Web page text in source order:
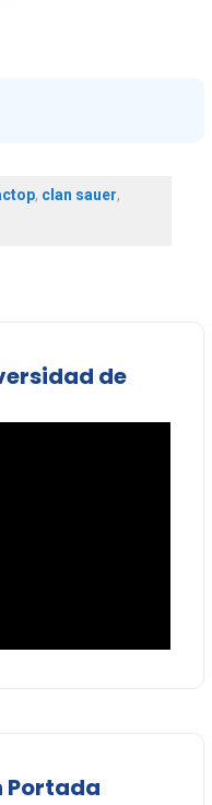
, clan sauer,
de
Portada